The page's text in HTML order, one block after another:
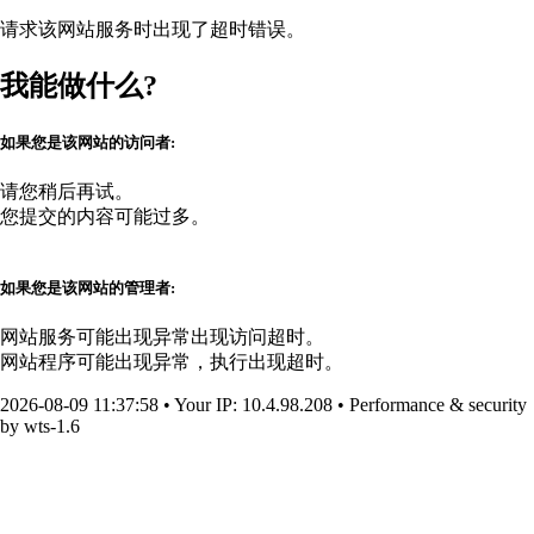
请求该网站服务时出现了超时错误。
我能做什么?
如果您是该网站的访问者:
请您稍后再试。
您提交的内容可能过多。
如果您是该网站的管理者:
网站服务可能出现异常出现访问超时。
网站程序可能出现异常，执行出现超时。
2026-08-09 11:37:58 • Your IP: 10.4.98.208 • Performance & security
by wts-1.6